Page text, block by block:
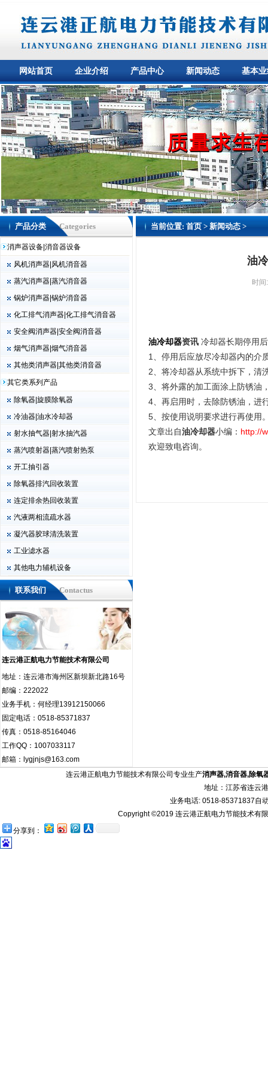
网站首页 企业介绍 产品中心 新闻动态 基本
产品分类 Categories
消声器设备|消音器设备
风机消声器|风机消音器
蒸汽消声器|蒸汽消音器
锅炉消声器|锅炉消音器
化工排气消声器|化工排气消音器
安全阀消声器|安全阀消音器
烟气消声器|烟气消音器
其他类消声器|其他类消音器
其它类系列产品
除氧器|旋膜除氧器
冷油器|油水冷却器
射水抽气器|射水抽汽器
蒸汽喷射器|蒸汽喷射热泵
开工抽引器
除氧器排汽回收装置
连定排余热回收装置
汽液两相流疏水器
凝汽器胶球清洗装置
工业滤水器
其他电力辅机设备
联系我们 Contactus
连云港正航电力节能技术有限公司
地址：连云港市海州区新坝新北路16号
邮编：222022
业务手机：何经理13912150066
固定电话：0518-85371837
传真：0518-85164046
工作QQ：1007033117
邮箱：lygjnjs@163.com
当前位置: 首页>新闻动态>
油
时间:
油冷却器资讯 冷却器长期停用
1、停用后应放尽冷却器内的介
2、将冷却器从系统中拆下，清
3、将外露的加工面涂上防锈油
4、再启用时，去除防锈油，进
5、按使用说明要求进行再使用
文章出自油冷却器小编： http://
欢迎致电咨询。
连云港正航电力节能技术有限公司专业生产消声器,消音器,除氧
地址：江苏省连云
业务电话: 0518-85371837自
Copyright ©2019 连云港正航电力节能技术有
分享到：